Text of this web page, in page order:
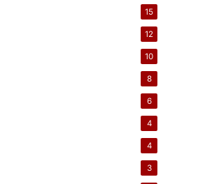
15
12
10
8
6
4
4
3